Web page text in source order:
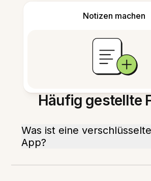
Notizen machen
Häufig gestellte
Was ist eine
App?